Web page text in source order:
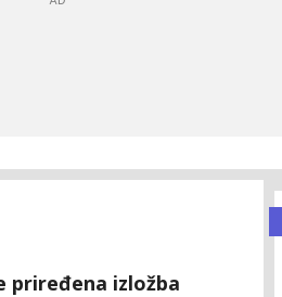
priređena izložba